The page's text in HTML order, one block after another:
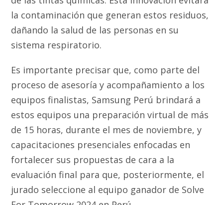
la contaminación que generan estos residuos,
dañando la salud de las personas en su
sistema respiratorio.
Es importante precisar que, como parte del
proceso de asesoría y acompañamiento a los
equipos finalistas, Samsung Perú brindará a
estos equipos una preparación virtual de más
de 15 horas, durante el mes de noviembre, y
capacitaciones presenciales enfocadas en
fortalecer sus propuestas de cara a la
evaluación final para que, posteriormente, el
jurado seleccione al equipo ganador de Solve